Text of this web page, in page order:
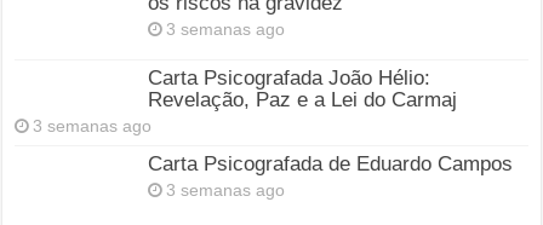
3 semanas ago
Carta Psicografada João Hélio:
Revelação, Paz e a Lei do Carmaj
3 semanas ago
Carta Psicografada de Eduardo Campos
3 semanas ago